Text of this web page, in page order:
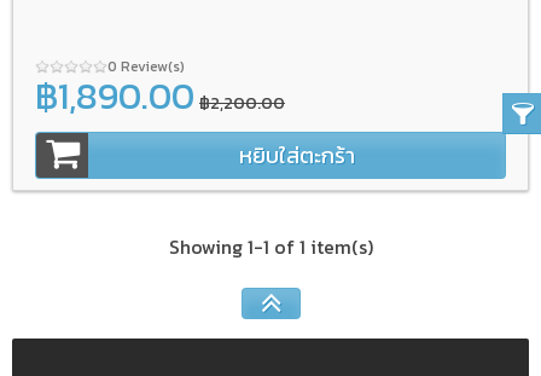
0 Review(s)
฿1,890.00 ฿2,200.00
หยิบใส่ตะกร้า
Showing 1-1 of 1 item(s)